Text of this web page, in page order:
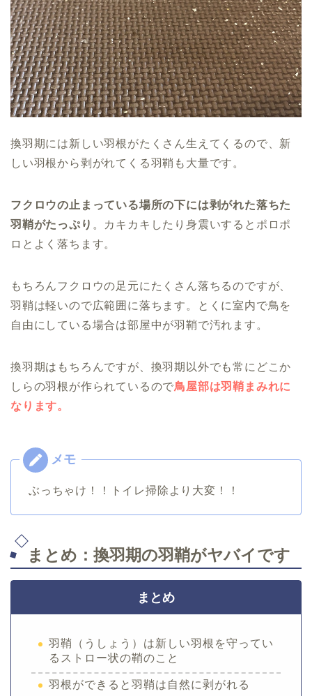
換羽期には新しい羽根がたくさん生えてくるので、新
しい羽根から剥がれてくる羽鞘も大量です。
フクロウの止まっている場所の下には剥がれた落ちた
羽鞘がたっぷり 。カキカキしたり身震いするとポロポ
ロとよく落ちます。
もちろんフクロウの足元にたくさん落ちるのですが、
羽鞘は軽いので広範囲に落ちます。とくに室内で鳥を
自由にしている場合は部屋中が羽鞘で汚れます。
換羽期はもちろんですが、換羽期以外でも常にどこか
しらの羽根が作られているので鳥屋部は羽鞘まみれに
なります。
ぶっちゃけ！！トイレ掃除より大変！！
まとめ：換羽期の羽鞘がヤバイです
まとめ
羽鞘（うしょう）は新しい羽根を守ってい
るストロー状の鞘のこと
羽根ができると羽鞘は自然に剥がれる